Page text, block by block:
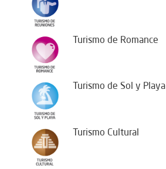
Turismo de Romance
Turismo de Sol y Playa
Turismo Cultural